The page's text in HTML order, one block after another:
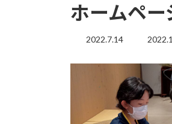
ホームペ
2022.7.14
最
日
時
: